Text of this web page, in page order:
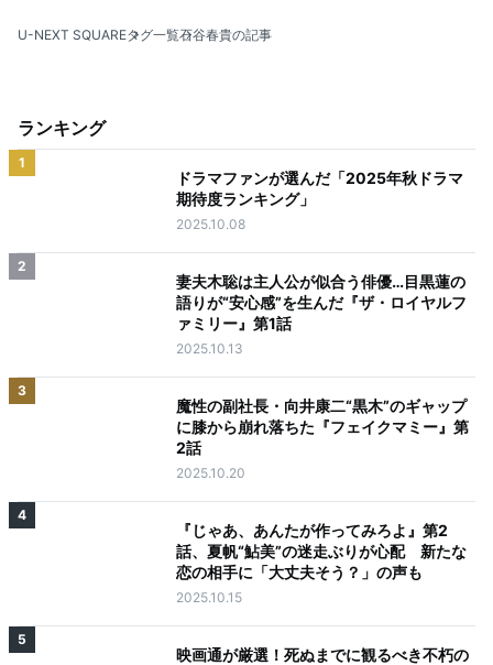
U-NEXT SQUAREタグ一覧石谷春貴の記事
ランキング
1
ドラマファンが選んだ「2025年秋ドラマ
期待度ランキング」
2025.10.08
2
妻夫木聡は主人公が似合う俳優…目黒蓮の
語りが“安心感”を生んだ『ザ・ロイヤルフ
ァミリー』第1話
2025.10.13
3
魔性の副社長・向井康二“黒木”のギャップ
に膝から崩れ落ちた『フェイクマミー』第
2話
2025.10.20
4
『じゃあ、あんたが作ってみろよ』第2
話、夏帆“鮎美”の迷走ぶりが心配 新たな
恋の相手に「大丈夫そう？」の声も
2025.10.15
5
映画通が厳選！死ぬまでに観るべき不朽の